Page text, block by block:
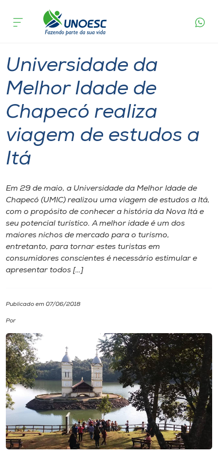
Cursos
Pesquisa
Atendimento ao Estudante
Portal de Ensino
Internacionalização
I.nova
Diplomados
Biblioteca
Editora
Rádio
Museu
acontece
Universidade da
Melhor Idade de
Chapecó realiza
viagem de estudos a
Itá
Em 29 de maio, a Universidade da Melhor Idade de
Chapecó (UMIC) realizou uma viagem de estudos a Itá,
com o propósito de conhecer a história da Nova Itá e
seu potencial turístico. A melhor idade é um dos
maiores nichos de mercado para o turismo,
entretanto, para tornar estes turistas em
consumidores conscientes é necessário estimular e
apresentar todos […]
Publicado em 07/06/2018
Por